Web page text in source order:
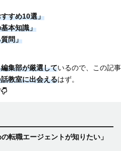
すめ10選」
本知識」
問」
集部が厳選しているので、この記事
教室に出会えるはず。
転職エージェントが知りたい」